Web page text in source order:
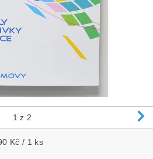
1 z 2
Kč / 1 ks